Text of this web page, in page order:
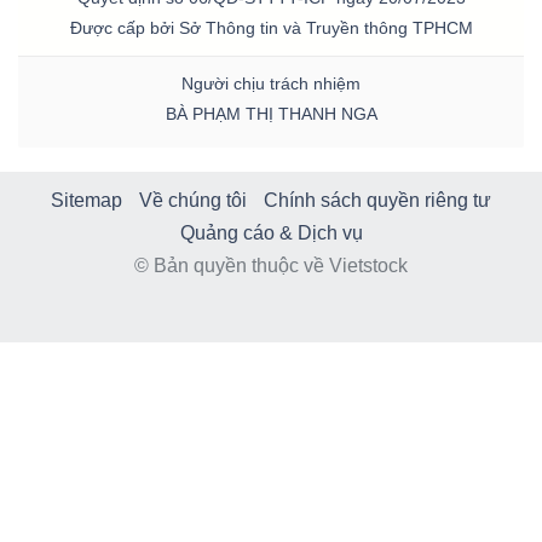
Được cấp bởi Sở Thông tin và Truyền thông TPHCM
Người chịu trách nhiệm
BÀ PHẠM THỊ THANH NGA
Sitemap Về chúng tôi
Chính sách quyền riêng tư
Quảng cáo & Dịch vụ
© Bản quyền thuộc về Vietstock